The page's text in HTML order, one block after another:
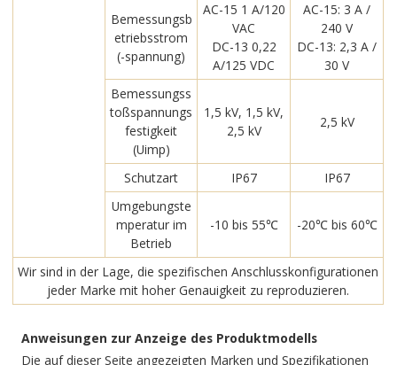
Bemessungsb
etriebsstrom
(-spannung)
AC-15 1 A/120
VAC
DC-13 0,22
A/125 VDC
AC-15: 3 A /
240 V
DC-13: 2,3 A /
30 V
Bemessungss
toßspannungs
festigkeit
(Uimp)
1,5 kV, 1,5 kV,
2,5 kV
2,5 kV
Schutzart IP67
IP67
Umgebungste
mperatur im
Betrieb
-10 bis 55℃ -20℃ bis 60℃
Wir sind in der Lage, die spezifischen Anschlusskonfigurationen
jeder Marke mit hoher Genauigkeit zu reproduzieren.
Anweisungen zur Anzeige des Produktmodells
Die auf dieser Seite angezeigten Marken und Spezifikationen